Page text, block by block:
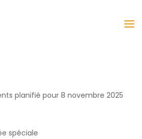
planifié pour 8 novembre 2025
spéciale